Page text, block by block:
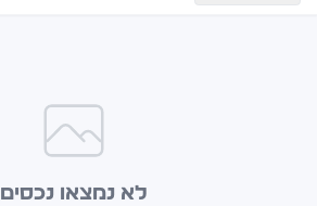
לא נמצאו נכסים